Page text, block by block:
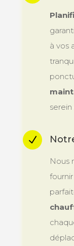
à vos
N
Nous